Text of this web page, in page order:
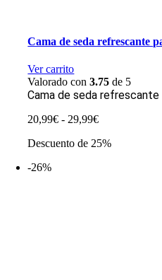
Cama de seda refrescante
Ver carrito
Valorado con3.75 de 5
Cama de seda
20,99€ - 29,99€Rango
precios:
Descuento de 25%
-26%